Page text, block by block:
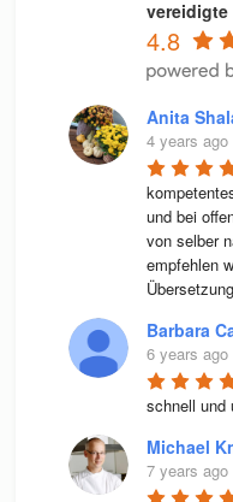
vereidigte
4.8
Anita
4 years ago
und bei
von selber
empfehlen
Barbara
6 years ago
schnell und
Michael
7 years ago